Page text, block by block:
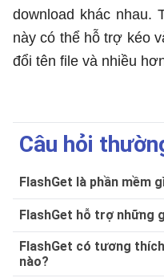
download khác nhau.
này có thể hỗ trợ kéo
đổi tên file và nhiều
Câu hỏi
FlashGet là phần mềm
FlashGet hỗ trợ những
FlashGet có tương
nào?